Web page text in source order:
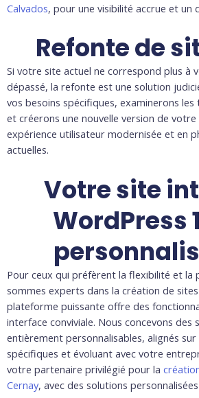
Calvados, pour une visibilité accrue et un
Refonte de
Si votre site actuel ne correspond plus à
dépassé, la refonte est une solution
vos besoins spécifiques, examinerons les
et créerons une nouvelle version de
expérience utilisateur modernisée et en
actuelles.
Votre site
WordPress
Pour ceux qui préfèrent la flexibilité et la
sommes experts dans la création de
plateforme puissante offre des
interface conviviale. Nous concevons des
entièrement personnalisables, alignés sur
spécifiques et évoluant avec votre
votre partenaire privilégié pour la
Cernay, avec des solutions